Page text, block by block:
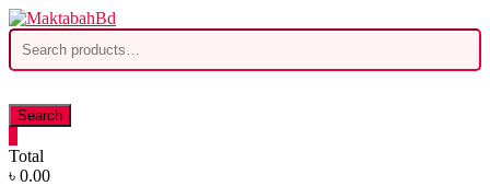
Skip
to
content
Search
for:
Search
Total
৳ 0.00